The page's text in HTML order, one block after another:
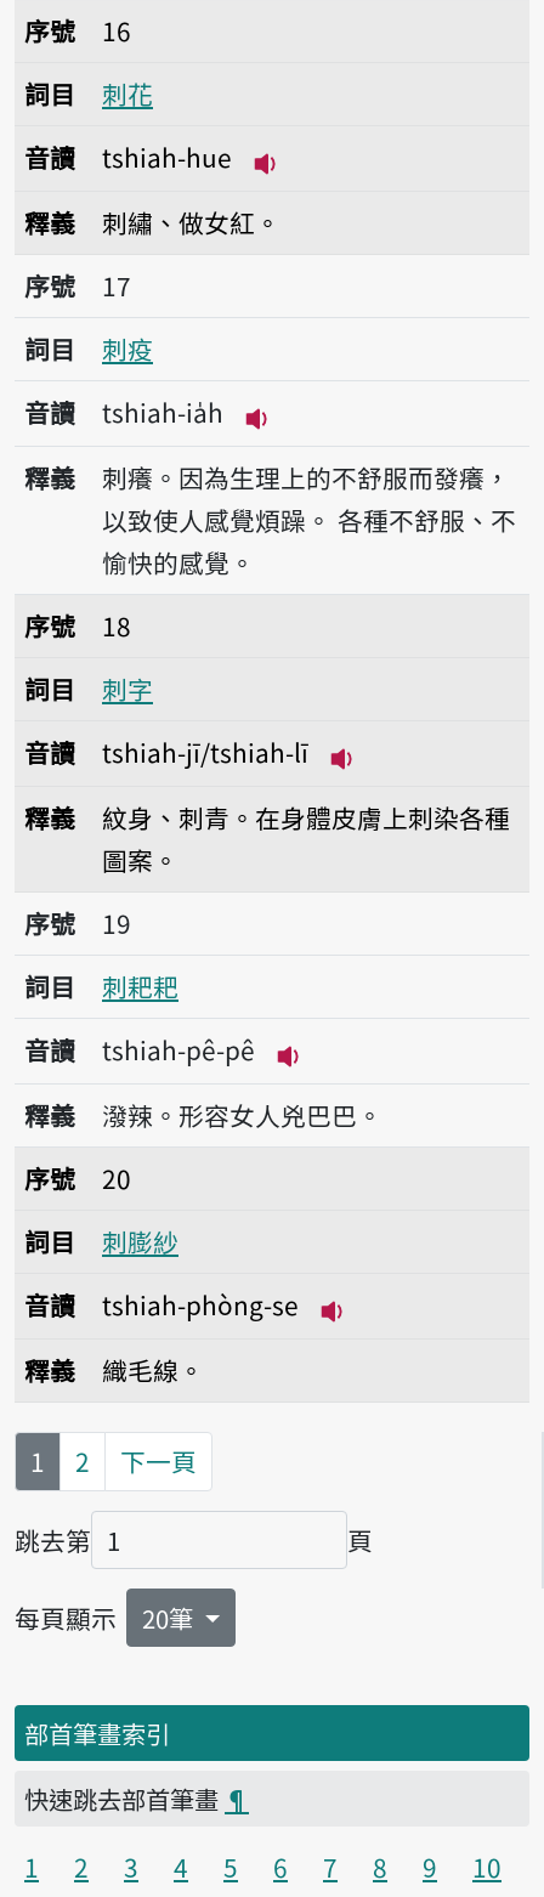
序號16刺花
序號
16
詞目
刺花
音讀
tshiah-hue
釋義
刺繡、做女紅。
序號17刺疫
序號
17
詞目
刺疫
音讀
tshiah-ia̍h
播放音讀tshiah-ia̍h
釋義
刺癢。因為生理上的不舒服而發癢，
以致使人感覺煩躁。 各種不舒服、不
愉快的感覺。
序號18刺字
序號
18
詞目
刺字
音讀
tshiah-jī/tshiah-lī
釋義
紋身、刺青。在身體皮膚上刺染各種
圖案。
序號19刺耙耙
序號
19
詞目
刺耙耙
音讀
tshiah-pê-pê
播放音讀tshiah-pê-pê
釋義
潑辣。形容女人兇巴巴。
序號20刺膨紗
序號
20
詞目
刺膨紗
音讀
tshiah-phòng-se
釋義 織毛線。
第
1 2 下一頁
跳去第
頁碼
頁
每頁顯示 20筆
部首筆畫索引
快速跳去部首筆畫 ¶
1
2 3 4 5 6 7 8 9 10